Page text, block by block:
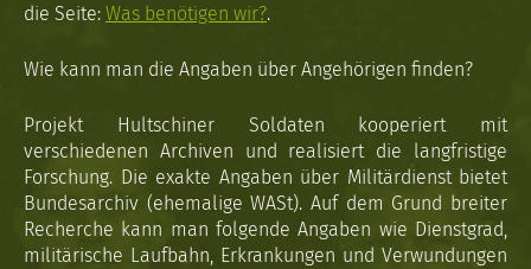
die Seite: Was benötigen wir?.
Wie kann man die Angaben über Angehörigen finden?
Projekt Hultschiner Soldaten kooperiert mit
verschiedenen Archiven und realisiert die langfristige
Forschung. Die exakte Angaben über Militärdienst bietet
Bundesarchiv (ehemalige WASt). Auf dem Grund breiter
Recherche kann man folgende Angaben wie Dienstgrad,
militärische Laufbahn, Erkrankungen und Verwundungen